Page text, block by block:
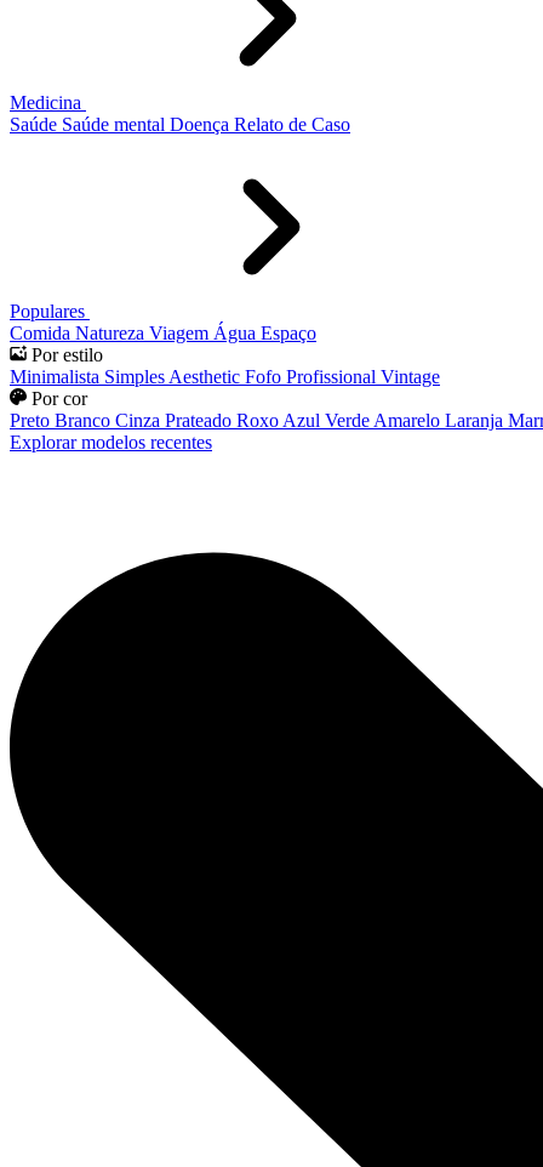
Medicina
Saúde Saúde mental Doença Relato de Caso
Populares
Comida Natureza Viagem Água Espaço
Por estilo
Minimalista Simples Aesthetic Fofo Profissional Vintage
Por cor
Preto Branco Cinza Prateado Roxo Azul Verde Amarelo Laranja
Explorar modelos recentes